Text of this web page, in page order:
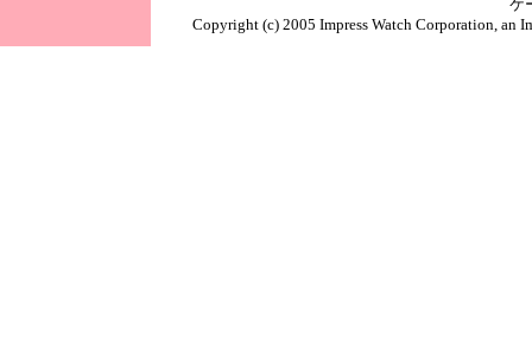
ケ
Copyright (c) 2005 Impress Watch Corporation, an